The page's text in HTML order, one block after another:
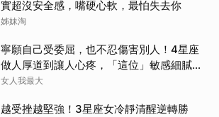
實超沒安全感，嘴硬心軟，最怕失去你
姊妹淘
寧願自己受委屈，也不忍傷害別人！4星座
做人厚道到讓人心疼，「這位」敏感細膩搞
得自己不斷內耗
女人我最大
越受挫越堅強！3星座女冷靜清醒逆轉勝